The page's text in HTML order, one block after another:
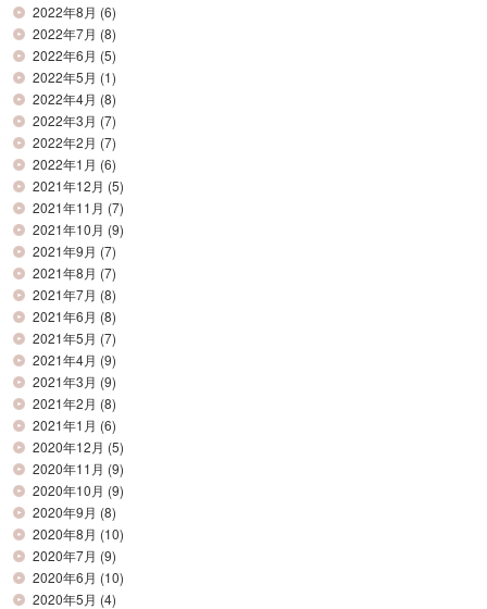
2022年8月 (6)
2022年7月 (8)
2022年6月 (5)
2022年5月 (1)
2022年4月 (8)
2022年3月 (7)
2022年2月 (7)
2022年1月 (6)
2021年12月 (5)
2021年11月 (7)
2021年10月 (9)
2021年9月 (7)
2021年8月 (7)
2021年7月 (8)
2021年6月 (8)
2021年5月 (7)
2021年4月 (9)
2021年3月 (9)
2021年2月 (8)
2021年1月 (6)
2020年12月 (5)
2020年11月 (9)
2020年10月 (9)
2020年9月 (8)
2020年8月 (10)
2020年7月 (9)
2020年6月 (10)
2020年5月 (4)